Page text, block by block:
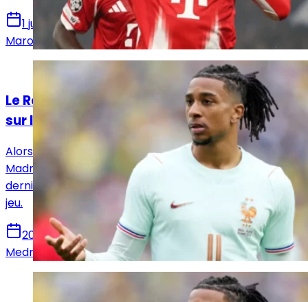
1 juillet 2026
Marouene Ghariani
Le Real Madrid jette un gros coup de froid
sur le dossier Olise !
Alors que les rumeurs concernant une volonté du Real
Madrid de signer Michael Olise se sont accentuées ces
derniers jours, la Maison Blanche a décidé de calmer le
jeu.
20 juin 2026
Medric Bouzermane